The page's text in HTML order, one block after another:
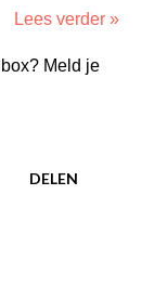
Lees verder »
Meld je
DELEN